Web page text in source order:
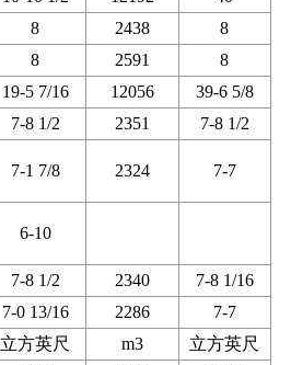
8 2438
8
8 2591
8
19-5 7/16 12056
39-6 5/8
7-8 1/2 2351
7-8 1/2
7-1 7/8 2324 7-7
6-10
7-8 1/2 2340
7-8 1/16
7-0 13/16 2286
7-7
立方英尺 m3
立方英尺